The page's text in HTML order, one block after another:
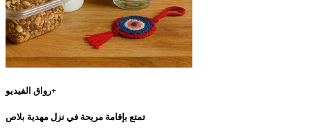
رواق الفيديو+
تمتع بإقامة مريحة في نزل مهدية بلاص